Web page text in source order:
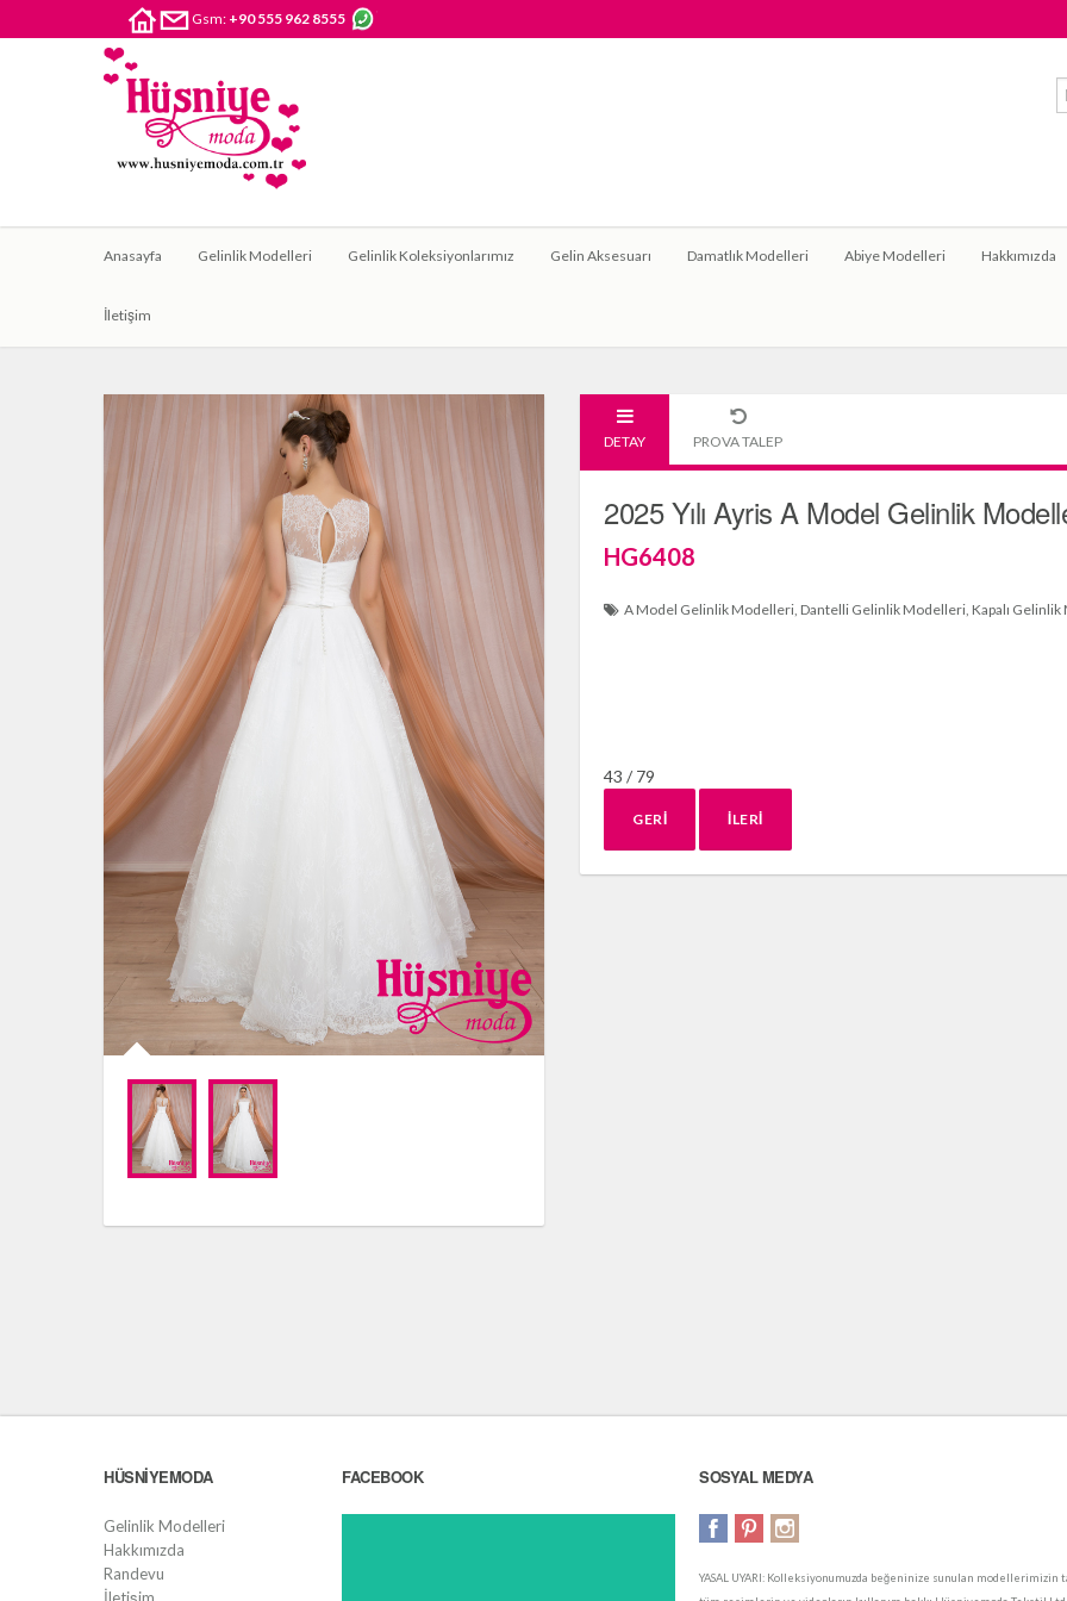
Gsm: +90 555 962 8555
Anasayfa Gelinlik Modelleri Gelinlik Koleksiyonlarımız Gelin Aksesuarı Damatlık Modelleri Abiye Modelleri Hakkımızda
İletişim
DETAY PROVA TALEP
2025 Yılı Ayris A Model Gelinlik
HG6408
A Model Gelinlik Modelleri Dantelli Gelinlik Modelleri Kapalı
43 / 79
HÜSNIYEMODA
Gelinlik Modelleri
Hakkımızda
Randevu
FACEBOOK SOSYAL MEDYA
YASAL UYARI: Kolleksiyonumuzda beğeninize sunulan modellerimizin